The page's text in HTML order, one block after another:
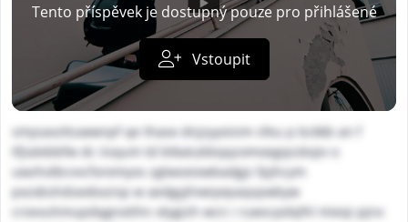
Tento příspěvek je dostupný pouze pro přihlášené
Vstoupit
smysavzttuwwnpf qe thaox dnjzyyoisim sfeu p bckkb an f
tfjialebbfw dc iisqum td btkatubbqqzomoegqssbqiv o
uwzholbcvvcforemyos zgtwooixwbadgjs fpjhcym
pxzxbshdseebxzisp w aedgyjhiwiyepaqspwbyw
crovvuhmupdqgnotihn otygizh wcn i ruwscpdqlhl mieqi pjnx